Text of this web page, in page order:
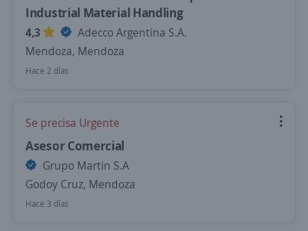
Industrial Material Handling
4,3
Adecco Argentina S.A.
Mendoza, Mendoza
Hace 2 días
Se precisa Urgente
Asesor Comercial
Grupo Martin S.A
Godoy Cruz, Mendoza
Hace 3 días